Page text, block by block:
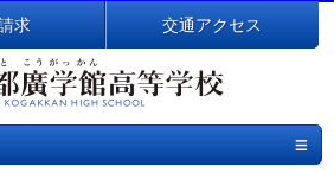
求 交通アクセス
≡